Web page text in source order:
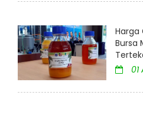
Harga
Bursa
01